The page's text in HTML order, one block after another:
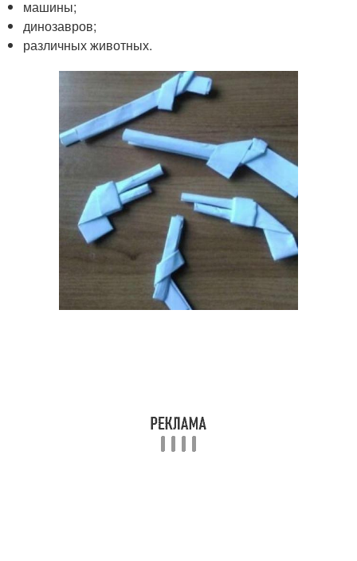
машины;
динозавров;
различных животных.